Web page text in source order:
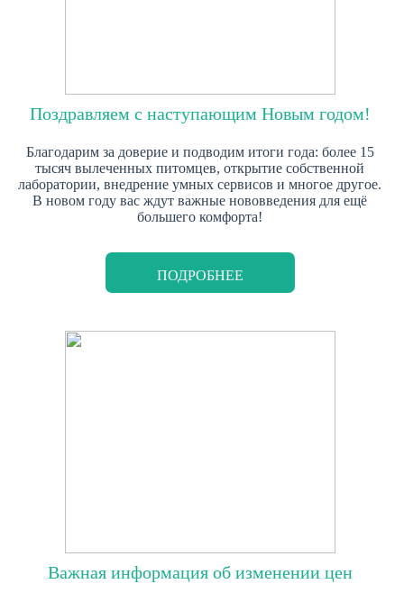
Поздравляем с наступающим Новым годом!
Благодарим за доверие и подводим итоги года: более 15
тысяч вылеченных питомцев, открытие собственной
лаборатории, внедрение умных сервисов и многое другое.
В новом году вас ждут важные нововведения для ещё
большего комфорта!
ПОДРОБНЕЕ
Важная информация об изменении цен